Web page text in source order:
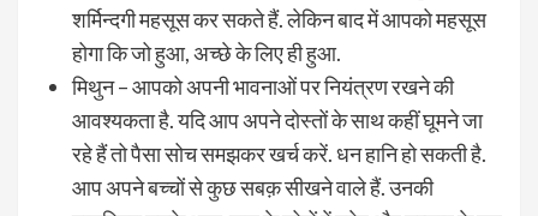
शर्मिन्दगी महसूस कर सकते हैं. लेकिन बाद में आपको महसूस
होगा कि जो हुआ, अच्छे के लिए ही हुआ.
मिथुन – आपको अपनी भावनाओं पर नियंत्रण रखने की
आवश्यकता है. यदि आप अपने दोस्तों के साथ कहीं घूमने जा
रहे हैं तो पैसा सोच समझकर खर्च करें. धन हानि हो सकती है.
आप अपने बच्चों से कुछ सबक़ सीखने वाले हैं. उनकी